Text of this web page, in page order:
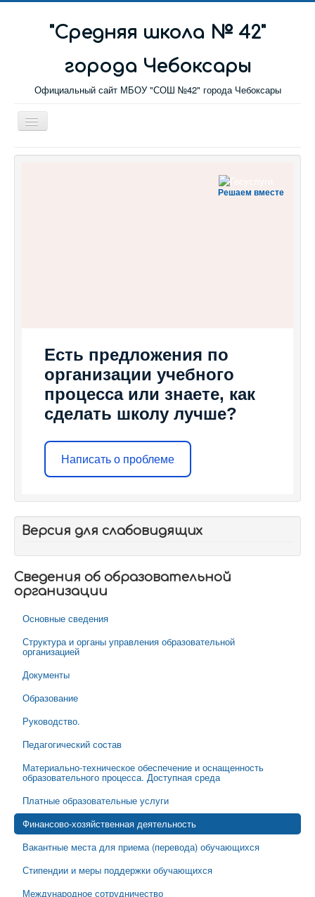
"Cредняя школа № 42"
города Чебоксары
Официальный сайт МБОУ "СОШ №42" города Чебоксары
Toggle
Navigation
Главная
Решаем вместе
Есть предложения по
организации учебного
процесса или знаете, как
сделать школу лучше?
Написать о проблеме
Версия для слабовидящих
Сведения об образовательной
организации
Основные сведения
Структура и органы управления образовательной
организацией
Документы
Образование
Руководство.
Педагогический состав
Материально-техническое обеспечение и оснащенность
образовательного процесса. Доступная среда
Платные образовательные услуги
Финансово-хозяйственная деятельность
Вакантные места для приема (перевода) обучающихся
Стипендии и меры поддержки обучающихся
Международное сотрудничество